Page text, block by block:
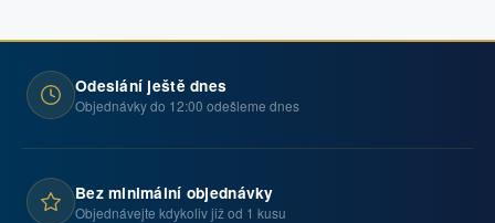
Odeslání ještě dnes
Objednávky do 12:00 odešleme dnes
Bez minimální objednávky
Objednávejte kdykoliv již od 1 kusu